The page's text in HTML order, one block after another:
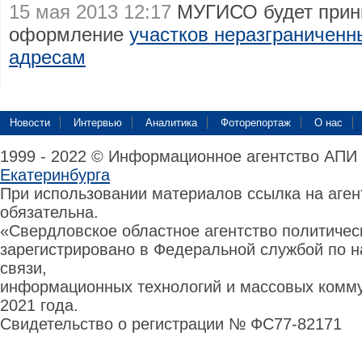
15 мая 2013 12:17 МУГИСО будет
оформление участков
адресам
Новости Интервью Аналитика Фоторепортаж О нас
1999 - 2022 © Информационное агентство
Екатеринбурга
При использовании материалов ссылка на
обязательна.
«Свердловское областное агентство
зарегистрировано в Федеральной службой по
связи,
информационных технологий и массовых
2021 года.
Свидетельство о регистрации № ФС77-82171